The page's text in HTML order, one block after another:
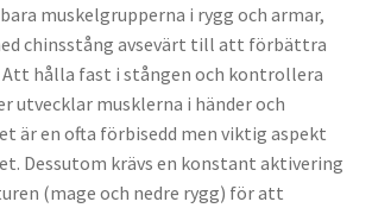
muskelgrupperna i rygg och armar,
chinsstång avsevärt till att förbättra
hålla fast i stången och kontrollera
utvecklar musklerna i händer och
är en ofta förbisedd men viktig aspekt
Dessutom krävs en konstant aktivering
(mage och nedre rygg) för att